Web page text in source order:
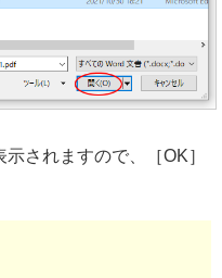
されますので、［OK］